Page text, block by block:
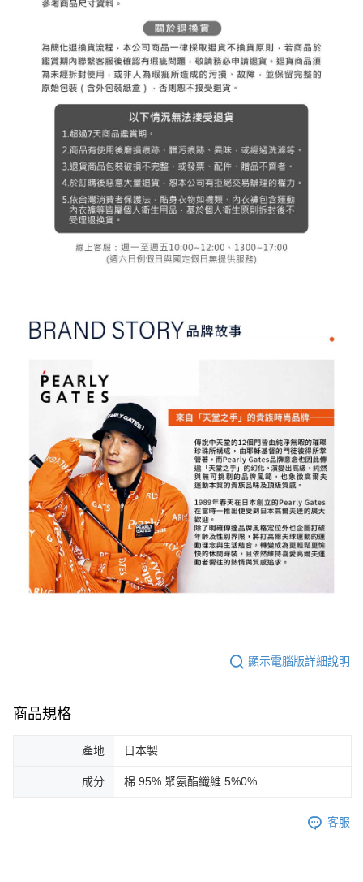
顯示電腦版詳細說明
商品規格
產地 日本製
成分 棉 95% 聚氨酯纖維 5%0%
客服